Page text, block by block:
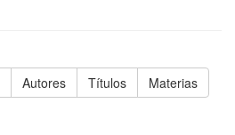
Autores Títulos Materias